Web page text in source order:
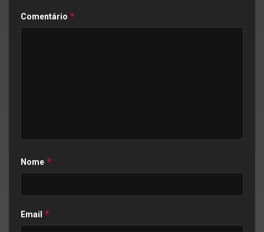
Comentário *
Nome *
Email *